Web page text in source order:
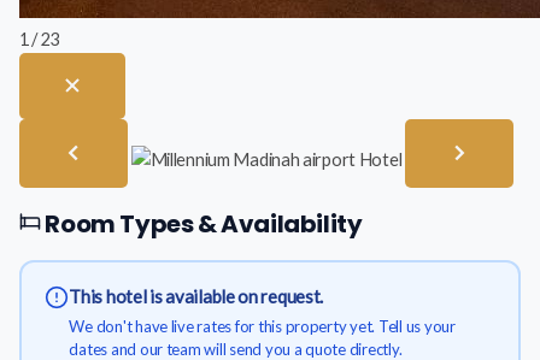
1 / 23
Room Types & Availability
This hotel is available on request.
We don't have live rates for this property yet. Tell us your
dates and our team will send you a quote directly.